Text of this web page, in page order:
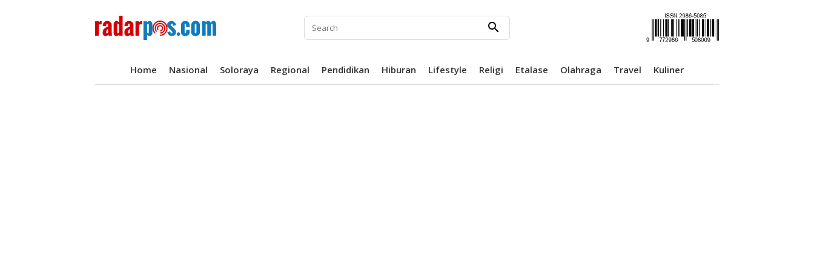
search
Home Nasional Soloraya Regional Pendidikan Hiburan Lifestyle Religi Etalase Olahraga Travel Kuliner